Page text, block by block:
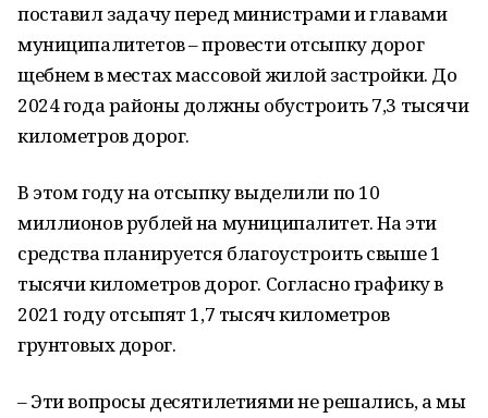
поставил задачу перед министрами и главами
муниципалитетов – провести отсыпку дорог
щебнем в местах массовой жилой застройки. До
2024 года районы должны обустроить 7,3 тысячи
километров дорог.
В этом году на отсыпку выделили по 10
миллионов рублей на муниципалитет. На эти
средства планируется благоустроить свыше 1
тысячи километров дорог. Согласно графику в
2021 году отсыпят 1,7 тысяч километров
грунтовых дорог.
– Эти вопросы десятилетиями не решались, а мы